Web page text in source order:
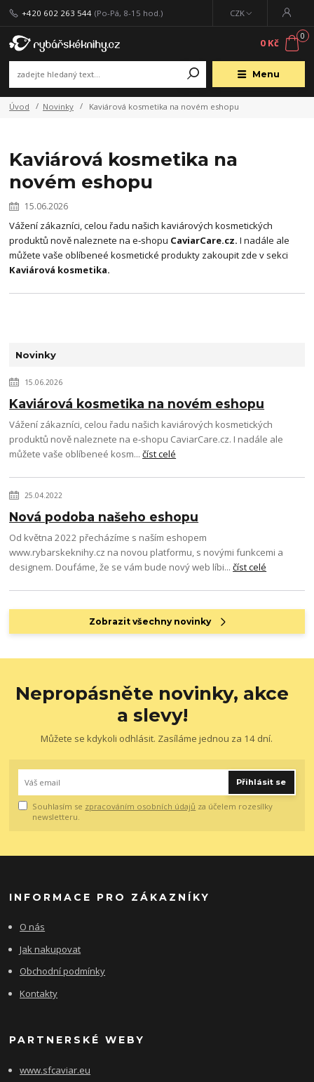
Menu
CZK
+420 602 263 544 (Po-Pá, 8-15 hod.)
0
0 Kč
Úvod Novinky Kaviárová kosmetika na novém eshopu
Novinky
15.06.2026
Kaviárová kosmetika na novém eshopu
Vážení zákazníci, celou řadu našich kaviárových kosmetických
produktů nově naleznete na e‑shopu CaviarCare.cz. I nadále ale
můžete vaše oblíbeneé kosm...číst celé
25.04.2022
Nová podoba našeho eshopu
Od května 2022 přecházíme s naším eshopem
www.rybarskeknihy.cz na novou platformu, s novými funkcemi a
designem. Doufáme, že se vám bude nový web líbi...číst celé
Zobrazit všechny novinky
Kaviárová kosmetika na
novém eshopu
15.06.2026
Vážení zákazníci, celou řadu našich kaviárových kosmetických
produktů nově naleznete na e‑shopu CaviarCare.cz. I nadále ale
můžete vaše oblíbeneé kosmetické produkty zakoupit zde v sekci
Kaviárová kosmetika.
Nepropásněte novinky, akce
a slevy!
Můžete se kdykoli odhlásit. Zasíláme jednou za 14 dní.
Přihlásit se
Souhlasím se zpracováním osobních údajů za účelem rozesílky
newsletteru.
INFORMACE PRO ZÁKAZNÍKY
O nás
Jak nakupovat
Obchodní podmínky
Kontakty
PARTNERSKÉ WEBY
www.sfcaviar.eu